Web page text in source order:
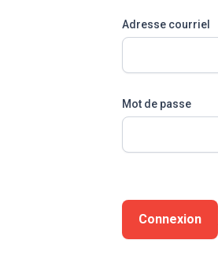
Adresse courriel
Mot de passe
Connexion